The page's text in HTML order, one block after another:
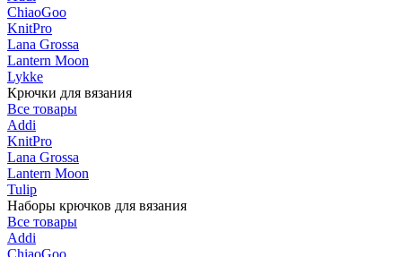
ChiaoGoo
KnitPro
Lana Grossa
Lantern Moon
Lykke
Крючки для вязания
Все товары
Addi
KnitPro
Lana Grossa
Lantern Moon
Tulip
Наборы крючков для вязания
Все товары
Addi
ChiaoGoo